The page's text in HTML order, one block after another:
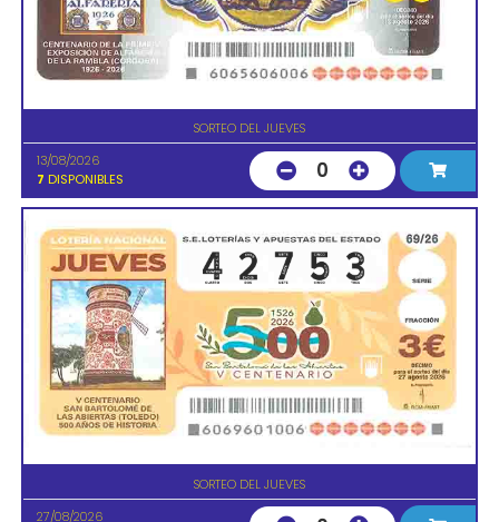
SORTEO DEL JUEVES
13/08/2026
7 DISPONIBLES 0
SORTEO DEL JUEVES
27/08/2026